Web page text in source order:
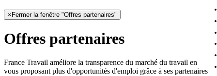
× Fermer la fenêtre "Offres partenaires"
Offres partenaires
France Travail améliore la transparence du marché du travail en
vous proposant plus d'opportunités d'emploi grâce à ses partenaires